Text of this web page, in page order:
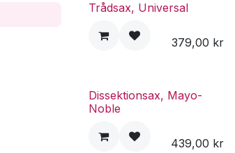
Trådsax, Universal
379,00 kr
Dissektionsax, Mayo-
Noble
439,00 kr